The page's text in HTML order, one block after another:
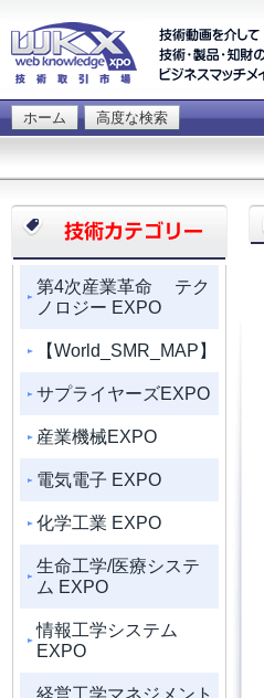
ホーム 高度な検索
第4次産業革命 テク
ノロジー EXPO
【World_SMR_MAP】
サプライヤーズEXPO
産業機械EXPO
電気電子 EXPO
化学工業 EXPO
生命工学/医療システ
ム EXPO
情報工学システム
EXPO
経営工学マネジメント